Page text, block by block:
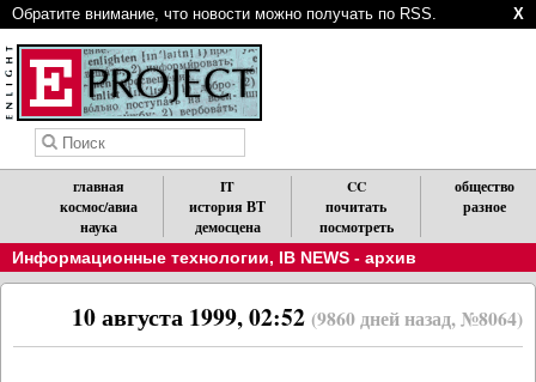
Обратите внимание, что новости можно получать по RSS. X
главная
космос/авиа
наука
IT
история ВТ
демосцена
CC
почитать
посмотреть
общество
разное
Информационные технологии, IB NEWS - архив
10 августа 1999, 02:52 (9860 дней назад, №8064)